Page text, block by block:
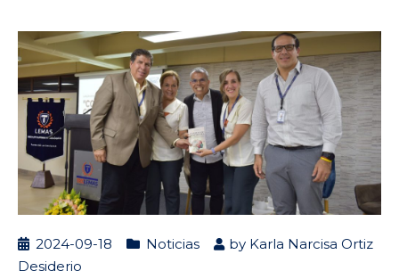
2024-09-18 Noticias by Karla Narcisa Ortiz
Desiderio